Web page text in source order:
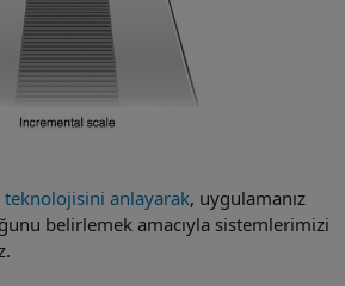
anlayarak, uygulamanız
belirlemek amacıyla sistemlerimizi